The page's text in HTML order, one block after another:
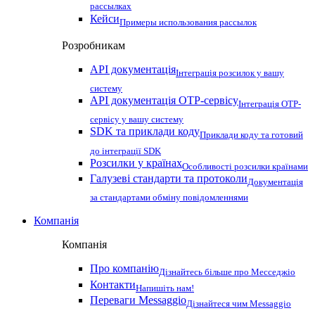
рассылках
КейсиПримеры использования рассылок
Розробникам
API документаціяІнтеграція розсилок у вашу
систему
API документація OTP-сервісуІнтеграція OTP-
сервісу у вашу систему
SDK та приклади кодуПриклади коду та готовий
до інтеграції SDK
Розсилки у країнахОсобливості розсилки країнами
Галузеві стандарти та протоколиДокументація
за стандартами обміну повідомленнями
Компанія
Компанія
Про компаніюДізнайтесь більше про Месседжіо
КонтактиНапишіть нам!
Переваги MessaggioДізнайтеся чим Messaggio